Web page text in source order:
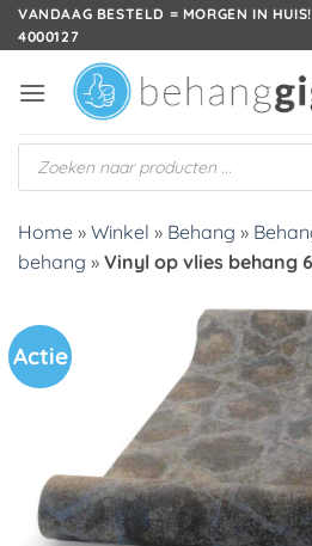
Ga
naar
VANDAAG BESTELD = MORGEN IN
4000127
Producten
zoeken
Home » Winkel » Behang »
behang » Vinyl op vlies behang
Actie